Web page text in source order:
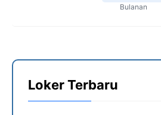
Bulanan
Loker Terbaru